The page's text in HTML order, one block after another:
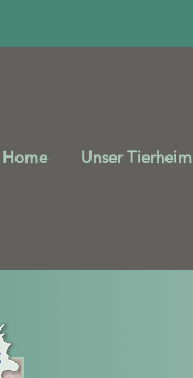
Home Unser Tierheim